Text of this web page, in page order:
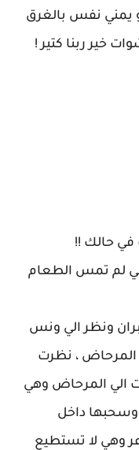
يمني نفس بالغرق
خير ربنا كتير !
في حالك !!
لم تمس الطعام
ونظر الي ونس
المرحاض ، نظرت
الي المرحاض وهي
وسحبها داخل
وهي لا تستطيع